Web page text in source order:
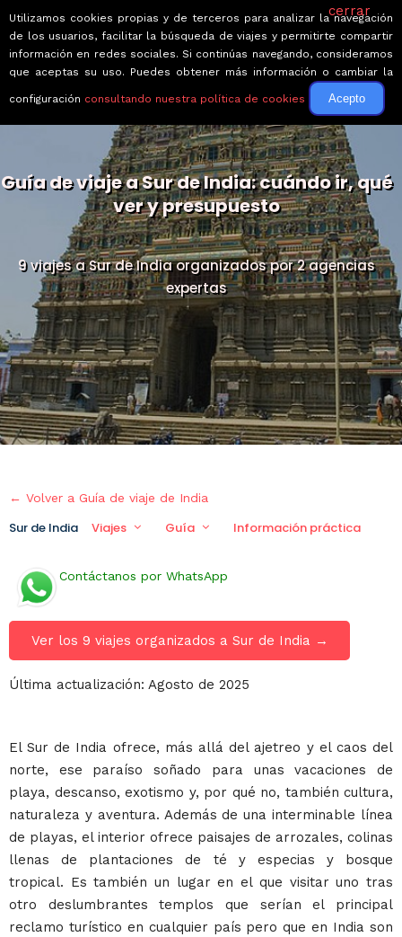
Guía de viaje a Sur de India: cuándo ir, qué
ver y presupuesto
9 viajes a Sur de India organizados por 2 agencias
expertas
← Volver a Guía de viaje de India
Sur de India Viajes Guía Información práctica
Contáctanos por WhatsApp
Ver los 9 viajes organizados a Sur de India →
Última actualización: Agosto de 2025
El Sur de India ofrece, más allá del ajetreo y el caos del
norte, ese paraíso soñado para unas vacaciones de
playa, descanso, exotismo y, por qué no, también cultura,
naturaleza y aventura. Además de una interminable línea
de playas, el interior ofrece paisajes de arrozales, colinas
llenas de plantaciones de té y especias y bosque
tropical. Es también un lugar en el que visitar uno tras
otro deslumbrantes templos que serían el principal
reclamo turístico en cualquier país pero que en India son
cerrar
Utilizamos cookies propias y de terceros para analizar la navegación
de los usuarios, facilitar la búsqueda de viajes y permitirte compartir
información en redes sociales. Si continúas navegando, consideramos
que aceptas su uso. Puedes obtener más información o cambiar la
configuración consultando nuestra política de cookies Acepto